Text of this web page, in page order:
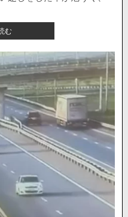
事
の
ド
ラ
レ
コ
が
公
開。
む【動
画】
正
面
衝
突
寸
前！
和
歌
山
県
険